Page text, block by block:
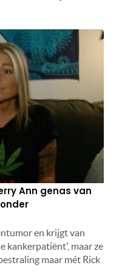
Ann genas van
en krijgt van
kankerpatiënt', maar ze
maar mét Rick